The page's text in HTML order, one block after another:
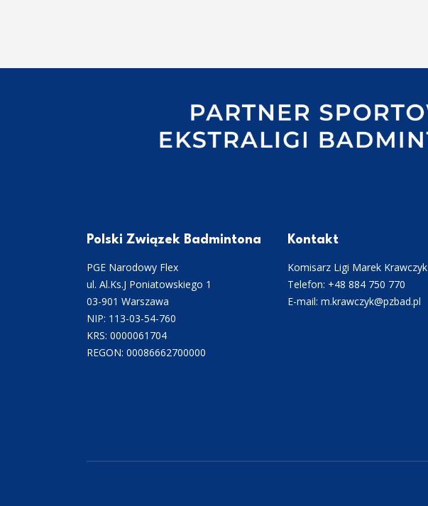
Polski Związek Badmintona
PGE Narodowy Flex
ul. Al.Ks.J Poniatowskiego 1
03-901 Warszawa
NIP: 113-03-54-760
KRS: 0000061704
REGON: 00086662700000
Kontakt
Komisarz Ligi Marek Krawczyk
Telefon: +48 884 750 770
E-mail: m.krawczyk@pzbad.pl